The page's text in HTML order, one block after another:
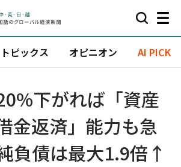
トピックス オピニオン AI PICK
下がれば「資産
金返済」能力も急
負債は最大1.9倍↑